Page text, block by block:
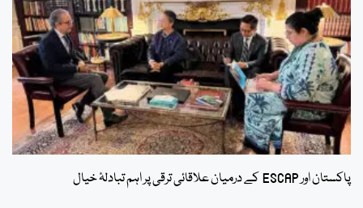
پاکستان اور ESCAP کے درمیان علاقائی ترقی پر اہم تبادلۂ خیال